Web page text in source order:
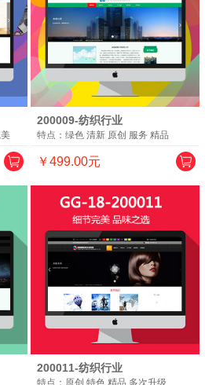
200009-纺织行业
特点：绿色 清新 原创 服务 精品
￥499.00元
200011-纺织行业
特点：原创 特色 精品 多次升级